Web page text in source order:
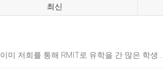
최신
미 저희를 통해 RMIT로 유학을 간 많은 학생…